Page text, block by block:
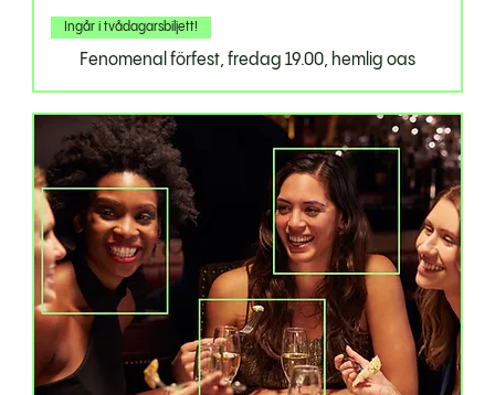
Ingår i tvådagarsbiljett!
Fenomenal förfest, fredag 19.00, hemlig oas